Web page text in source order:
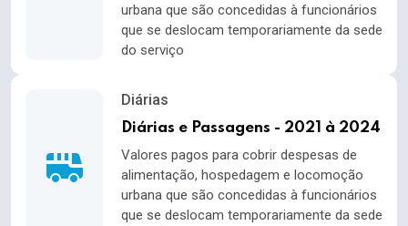
urbana que são concedidas à funcionários
que se deslocam temporariamente da sede
do serviço
Diárias
Diárias e Passagens - 2021 à 2024
Valores pagos para cobrir despesas de
alimentação, hospedagem e locomoção
urbana que são concedidas à funcionários
que se deslocam temporariamente da sede